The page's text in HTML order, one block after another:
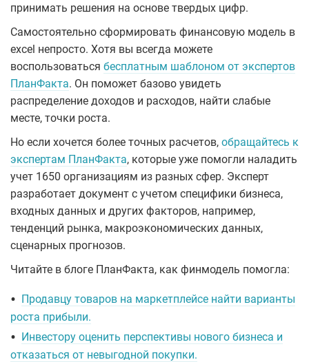
принимать решения на основе твердых цифр.
Самостоятельно сформировать финансовую модель в
excel непросто. Хотя вы всегда можете
воспользоваться бесплатным шаблоном от экспертов
ПланФакта. Он поможет базово увидеть
распределение доходов и расходов, найти слабые
месте, точки роста.
Но если хочется более точных расчетов, обращайтесь к
экспертам ПланФакта, которые уже помогли наладить
учет 1650 организациям из разных сфер. Эксперт
разработает документ с учетом специфики бизнеса,
входных данных и других факторов, например,
тенденций рынка, макроэкономических данных,
сценарных прогнозов.
Читайте в блоге ПланФакта, как финмодель помогла:
• Продавцу товаров на маркетплейсе найти варианты
роста прибыли.
• Инвестору оценить перспективы нового бизнеса и
отказаться от невыгодной покупки.